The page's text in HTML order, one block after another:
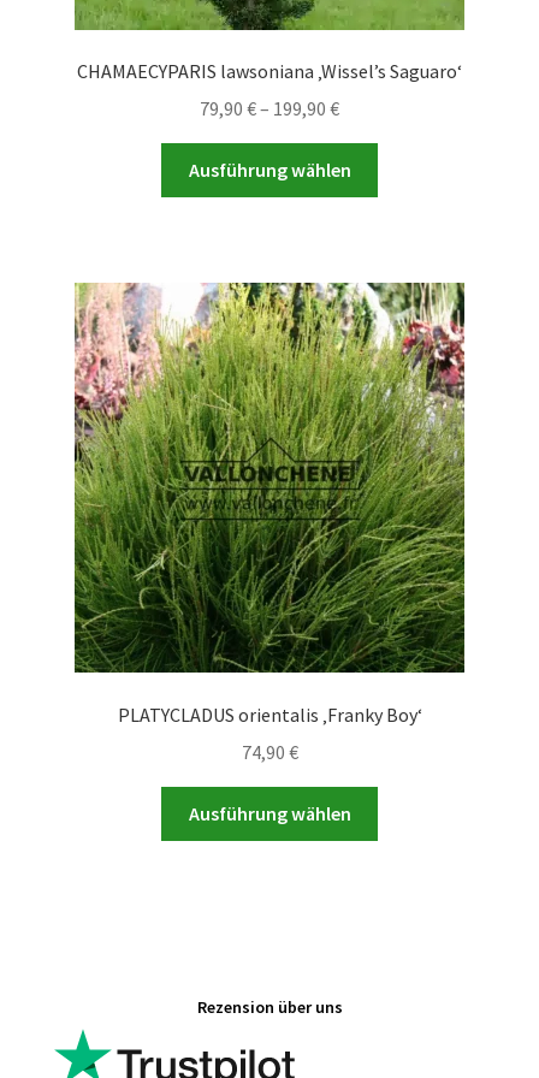
CHAMAECYPARIS lawsoniana ‚Wissel’s Saguaro‘
79,90 €– 199,90 €Preisspanne:
79,90 €
bis
199,90 €
Ausführung wählen
Varianten
auf.
Die
Optionen
können
auf
der
Produktseite
gewählt
werden
PLATYCLADUS orientalis ‚Franky Boy‘
74,90 €
Ausführung wählen
Rezension über uns